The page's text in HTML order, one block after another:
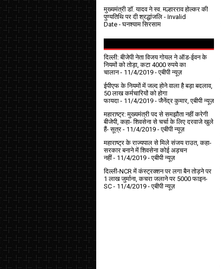
मुख्यमंत्री डॉ. यादव ने स्व. मल्हारराव होल्कर की
पुण्यतिथि पर दी श्रद्धांजलि - Invalid
Date - घनश्याम सिरसाम
दिल्ली: बीजेपी नेता विजय गोयल ने ऑड-ईवन के
नियमों को तोड़ा, कटा 4000 रुपये का
चालान- 11/4/2019 - एबीपी न्यूज़
ईपीएफ के नियमों में जल्द होने वाला है बड़ा बदलाव,
50 लाख कर्मचारियों को होगा
फायदा - 11/4/2019 - जैनेंद्र कुमार, एबीपी न्यूज़
महाराष्ट्र: मुख्यमंत्री पद से समझौता नहीं करेगी
बीजेपी, कहा- शिवसेना से चर्चा के लिए दरवाजे खुले
हैं- सूत्र - 11/4/2019 - एबीपी न्यूज़
महाराष्ट्र के राज्यपाल से मिले संजय राउत, कहा-
सरकार बनाने में शिवसेना कोई अड़चन
नहीं- 11/4/2019 - एबीपी न्यूज़
दिल्ली-NCR में कंस्ट्रक्शन पर लगा बैन तोड़ने पर
1 लाख जुर्माना, कचरा जलाने पर ₹5000 फाइन-
SC - 11/4/2019 - एबीपी न्यूज़